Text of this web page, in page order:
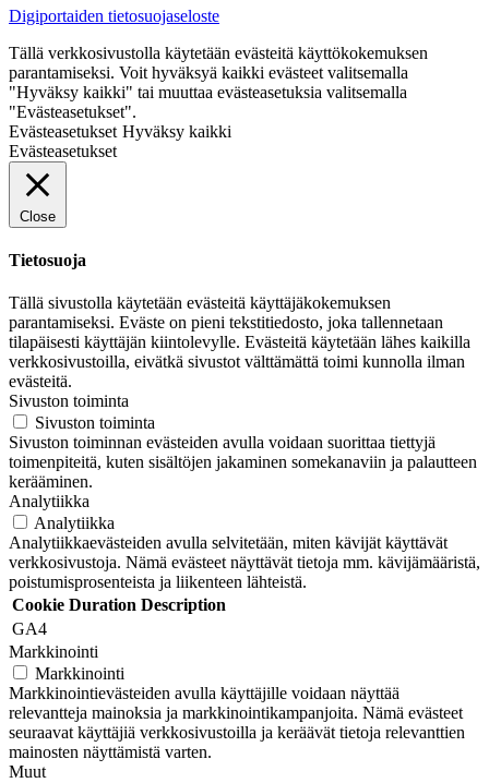
Digiportaiden tietosuojaseloste
Tällä verkkosivustolla käytetään evästeitä käyttökokemuksen
parantamiseksi. Voit hyväksyä kaikki evästeet valitsemalla
"Hyväksy kaikki" tai muuttaa evästeasetuksia valitsemalla
"Evästeasetukset".
Evästeasetukset Hyväksy kaikki
Evästeasetukset
Close
Tietosuoja
Tällä sivustolla käytetään evästeitä käyttäjäkokemuksen
parantamiseksi. Eväste on pieni tekstitiedosto, joka tallennetaan
tilapäisesti käyttäjän kiintolevylle. Evästeitä käytetään lähes kaikilla
verkkosivustoilla, eivätkä sivustot välttämättä toimi kunnolla ilman
evästeitä.
Sivuston toiminta
Sivuston toiminta
Sivuston toiminnan evästeiden avulla voidaan suorittaa tiettyjä
toimenpiteitä, kuten sisältöjen jakaminen somekanaviin ja palautteen
kerääminen.
Analytiikka
Analytiikka
Analytiikkaevästeiden avulla selvitetään, miten kävijät käyttävät
verkkosivustoja. Nämä evästeet näyttävät tietoja mm. kävijämääristä,
poistumisprosenteista ja liikenteen lähteistä.
Cookie Duration Description
GA4
Markkinointi
Markkinointi
Markkinointievästeiden avulla käyttäjille voidaan näyttää
relevantteja mainoksia ja markkinointikampanjoita. Nämä evästeet
seuraavat käyttäjiä verkkosivustoilla ja keräävät tietoja relevanttien
mainosten näyttämistä varten.
Muut